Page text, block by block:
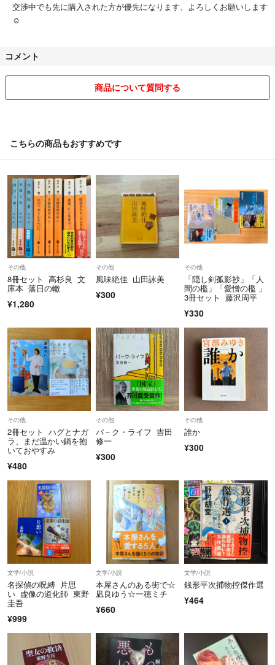
交渉中でも先に購入された方が優先になります、よろしくお願いします
☺︎
コメント
商品について質問する
こちらの商品もおすすめです
その他
8冊セット 高杉良 文
庫本 落日の轍
¥1,280
その他
風味絶佳 山田詠美
¥300
その他
「隠し剣孤影抄」「人
間の檻」「愛憎の檻 」
3冊セット 藤沢周平
¥330
その他
2冊セット ハグとナガ
ラ、まだ温かい鍋を抱
いておやすみ
¥480
その他
パ－ク・ライフ 吉田
修一
¥300
その他
誰か
¥300
文学/小説
名探偵の呪縛 片思
い 虚像の道化師 東野
圭吾
¥999
文学/小説
本屋さんのある街で☆
凪良ゆう☆一穂ミチ
¥660
文学/小説
銭形平次捕物控傑作選
¥464